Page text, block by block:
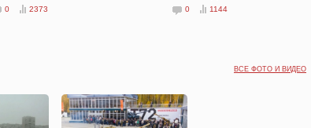
0 2373 0 1144
ВСЕ ФОТО И ВИДЕО